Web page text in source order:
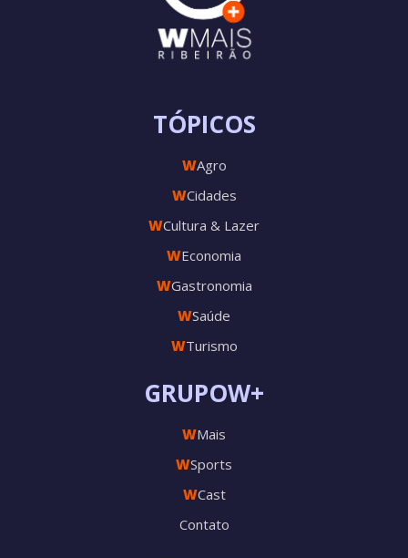
GRUPOW+
WMais
WSports
WCast
Contato
TÓPICOS
WAgro
WCidades
WCultura & Lazer
WEconomia
WGastronomia
WSaúde
WTurismo